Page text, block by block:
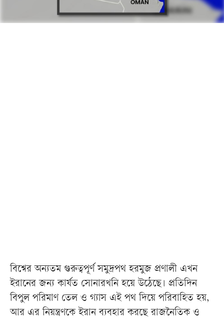
বিশ্বের অন্যতম গুরুত্বপূর্ণ সমুদ্রপথ হরমুজ প্রণালী এখন
ইরানের জন্য কার্যত সোনারখনি হয়ে উঠেছে। প্রতিদিন
বিপুল পরিমাণ তেল ও গ্যাস এই পথ দিয়ে পরিবাহিত হয়,
আর এর নিয়ন্ত্রণকে ইরান ব্যবহার করছে রাজনৈতিক ও